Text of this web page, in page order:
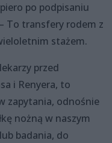
po podpisaniu
To transfery rodem z
stażem.
przed
i Renyera, to
zapytania, odnośnie
nożną w naszym
badania, do